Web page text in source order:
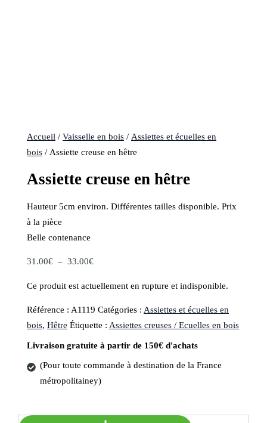
Accueil /Vaisselle en bois /Assiettes et écuelles en
bois / Assiette creuse en hêtre
Assiette creuse en hêtre
Hauteur 5cm environ. Différentes tailles disponible. Prix
à la pièce
Belle contenance
31.00€ – 33.00€Plage
prix :
31.00€
à
Ce produit est actuellement en rupture et indisponible.
Référence :A1119 Catégories :Assiettes et écuelles en
bois,Hêtre Étiquette :Assiettes creuses / Ecuelles en bois
Livraison gratuite à partir de 150€ d'achats
(Pour toute commande à destination de la France
métropolitainey)